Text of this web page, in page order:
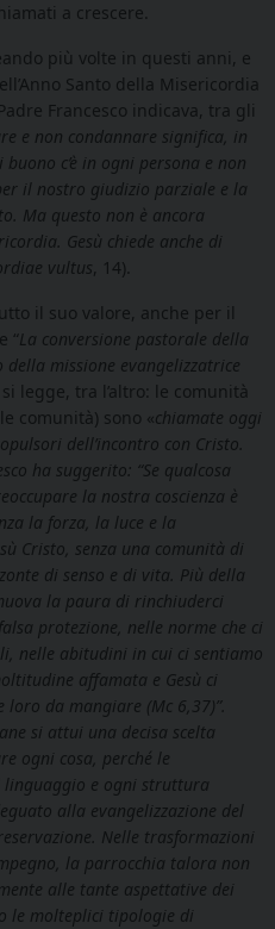
a crescere.
più volte in questi anni, e
Santo della Misericordia
Francesco indicava, tra gli
e non condannare significa, in
c’è in ogni persona e non
il nostro giudizio parziale e la
Ma questo non è ancora
Gesù chiede anche di
vultus, 14).
il suo valore, anche per il
“La conversione pastorale della
missione evangelizzatrice
si legge, tra l’altro: le comunità
comunità) sono «chiamate oggi
dell’incontro con Cristo.
ha suggerito: “Se qualcosa
la nostra coscienza è
la forza, la luce e la
Cristo, senza una comunità di
di senso e di vita. Più della
la paura di rinchiuderci
protezione, nelle norme che ci
nelle abitudini in cui ci sentiamo
affamata e Gesù ci
loro da mangiare (Mc 6,37)”.
si attui una decisa scelta
ogni cosa, perché le
e ogni struttura
alla evangelizzazione del
Nelle trasformazioni
la parrocchia talora non
alle tante aspettative dei
le molteplici tipologie di